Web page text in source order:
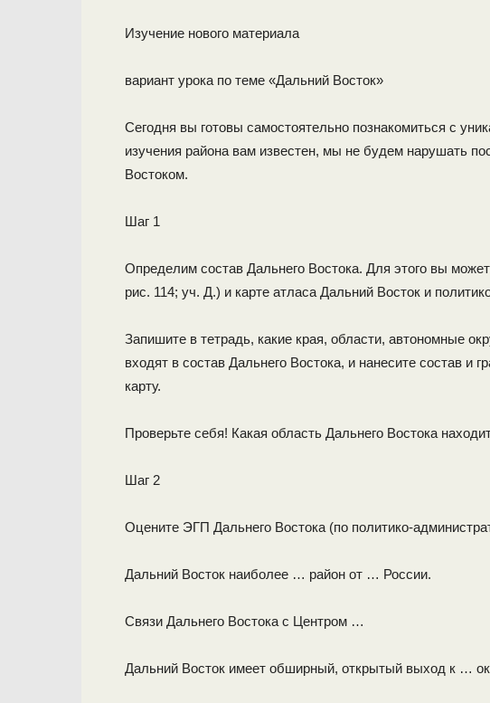
Изучение нового материала
вариант урока по теме «Дальний Восток»
Сегодня вы готовы самостоятельно познакомиться с
изучения района вам известен, мы не будем нарушать
Востоком.
Шаг 1
Определим состав Дальнего Востока. Для этого вы
рис. 114; уч. Д.) и карте атласа Дальний Восток и
Запишите в тетрадь, какие края, области, автономные
входят в состав Дальнего Востока, и нанесите состав и
карту.
Проверьте себя! Какая область Дальнего Востока
Шаг 2
Оцените ЭГП Дальнего Востока (по политико-
Дальний Восток наиболее … район от … России.
Связи Дальнего Востока с Центром …
Дальний Восток имеет обширный, открытый выход к …